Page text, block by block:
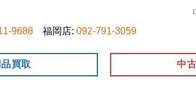
9688 福岡店: 092-791-3059
品買取 中